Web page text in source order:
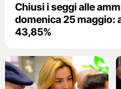
Chiusi i seggi alle
domenica 25 maggio:
43,85%